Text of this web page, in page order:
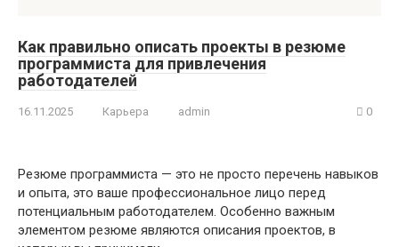
Как правильно описать проекты в резюме
программиста для привлечения
работодателей
16.11.2025 Карьера admin 0
Резюме программиста — это не просто перечень навыков
и опыта, это ваше профессиональное лицо перед
потенциальным работодателем. Особенно важным
элементом резюме являются описания проектов, в